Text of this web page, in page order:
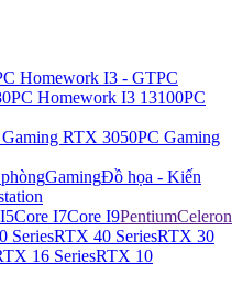
Homework I3 - GTPC
PC Homework I3 13100PC
RTX 3050PC Gaming
GamingĐồ họa - Kiến
Core I7Core I9PentiumCeleron
SeriesRTX 40 SeriesRTX 30
16 SeriesRTX 10